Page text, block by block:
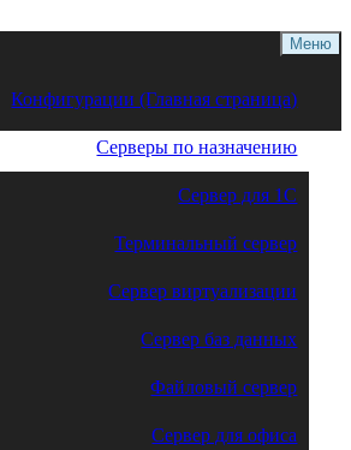
Меню
Конфигурации (Главная страница)
Серверы по назначению
Сервер для 1С
Терминальный сервер
Сервер виртуализации
Сервер баз данных
Файловый сервер
Сервер для офиса